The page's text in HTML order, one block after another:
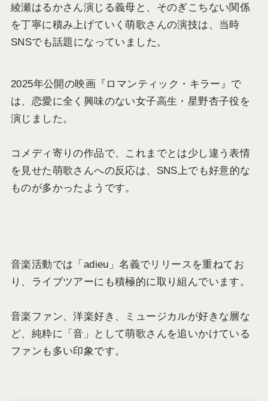
綾瀬はるかさん演じる義母と、そのぎこちない関係
を丁寧に積み上げていく萌歌さんの演技は、当時
SNSでも話題になっていました。
2025年公開の映画『ロマンティック・キラー』で
は、恋愛に全く興味のない女子高生・星野杏子役を
演じました。
コメディ寄りの作品で、これまでとは少し違う表情
を見せた萌歌さんへの反応は、SNS上でも好意的な
ものが多かったようです。
音楽活動では「adieu」名義でリリースを重ねてお
り、ライブツアーにも積極的に取り組んでいます。
音楽ファン、洋楽好き、ミュージカルが好きな層な
ど、純粋に「音」として萌歌さんを追いかけている
ファンも多い印象です。